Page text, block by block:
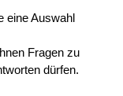
eine Auswahl
Fragen zu
dürfen.